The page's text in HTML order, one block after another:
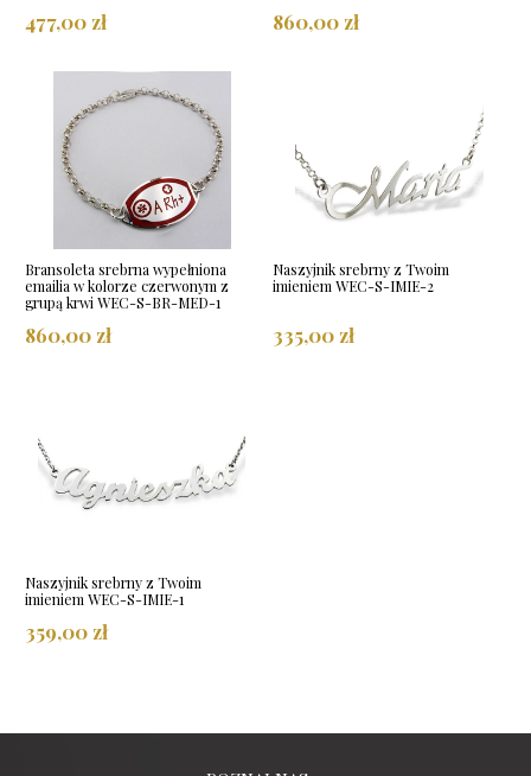
477,00 zł 860,00 zł
Bransoleta srebrna wypełniona
emailia w kolorze czerwonym z
grupą krwi WEC-S-BR-MED-1
860,00 zł
Naszyjnik srebrny z Twoim
imieniem WEC-S-IMIE-2
335,00 zł
Naszyjnik srebrny z Twoim
imieniem WEC-S-IMIE-1
359,00 zł